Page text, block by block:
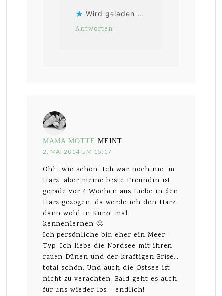
Wird geladen …
Antworten
MAMA MOTTE MEINT
2. MAI 2014 UM 15:17
Ohh, wie schön. Ich war noch nie im
Harz, aber meine beste Freundin ist
gerade vor 4 Wochen aus Liebe in den
Harz gezogen, da werde ich den Harz
dann wohl in Kürze mal
kennenlernen 🙂
Ich persönliche bin eher ein Meer-
Typ. Ich liebe die Nordsee mit ihren
rauen Dünen und der kräftigen Brise…
total schön. Und auch die Ostsee ist
nicht zu verachten. Bald geht es auch
für uns wieder los – endlich!